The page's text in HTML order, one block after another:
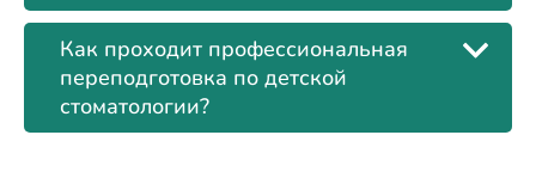
Как проходит профессиональная
переподготовка по детской
стоматологии?